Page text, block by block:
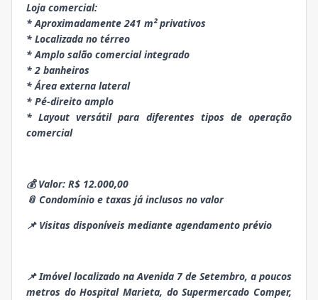
Loja comercial:
* Aproximadamente 241 m² privativos
* Localizada no térreo
* Amplo salão comercial integrado
* 2 banheiros
* Área externa lateral
* Pé-direito amplo
* Layout versátil para diferentes tipos de operação
comercial
💰 Valor: R$ 12.000,00
📎 Condomínio e taxas já inclusos no valor
📌 Visitas disponíveis mediante agendamento prévio
📌 Imóvel localizado na Avenida 7 de Setembro, a poucos
metros do Hospital Marieta, do Supermercado Comper,